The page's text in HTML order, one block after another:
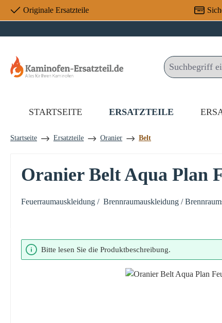
Hauptinhalt springen
Zur Suche springen
Zur Hauptnavigation springen
Originale Ersatzteile
STARTSEITE ERSATZTEILE
Startseite Ersatzteile Oranier Belt
Oranier Belt Aqua Plan
Feuerraumauskleidung / Brennraumauskleidung /
Bildergalerie überspringen
Bitte lesen Sie die Produktbeschreibung.